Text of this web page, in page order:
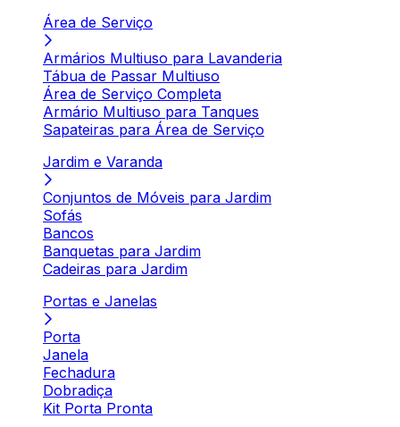
Área de Serviço
Armários Multiuso para Lavanderia
Tábua de Passar Multiuso
Área de Serviço Completa
Armário Multiuso para Tanques
Sapateiras para Área de Serviço
Jardim e Varanda
Conjuntos de Móveis para Jardim
Sofás
Bancos
Banquetas para Jardim
Cadeiras para Jardim
Portas e Janelas
Porta
Janela
Fechadura
Dobradiça
Kit Porta Pronta